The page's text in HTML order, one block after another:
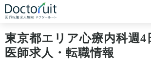
[常勤] 科目から探す
[常勤] 特徴から探す
[非常勤] エリアから探す
[非常勤] 科目から探す
東京都エリア心療内科週4
医師求人・転職情報